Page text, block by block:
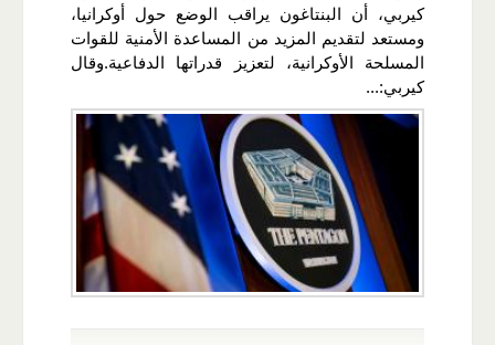
كيربي، أن البنتاغون يراقب الوضع حول أوكرانيا،
ومستعد لتقديم المزيد من المساعدة الأمنية للقوات
المسلحة الأوكرانية، لتعزيز قدراتها الدفاعية.وقال
كيربي:...